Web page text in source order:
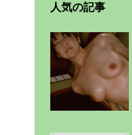
人気の記事